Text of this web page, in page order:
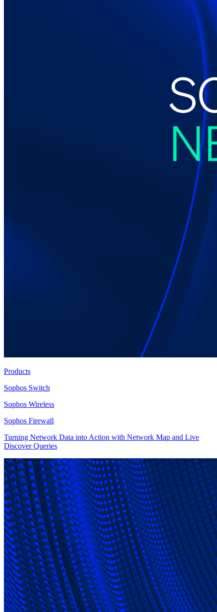
Products
Sophos Switch
Sophos Wireless
Sophos Firewall
Turning Network Data into Action with Network Map and Live
Discover Queries